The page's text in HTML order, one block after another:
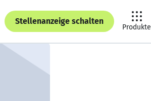
Stellenanzeige schalten
Produkte